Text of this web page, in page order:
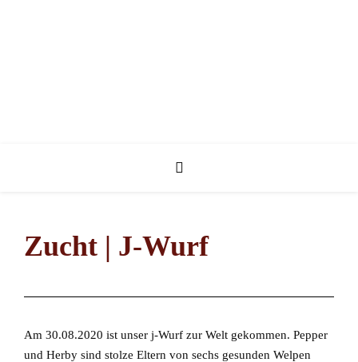
Zucht | J-Wurf
Am 30.08.2020 ist unser j-Wurf zur Welt gekommen. Pepper
und Herby sind stolze Eltern von sechs gesunden Welpen